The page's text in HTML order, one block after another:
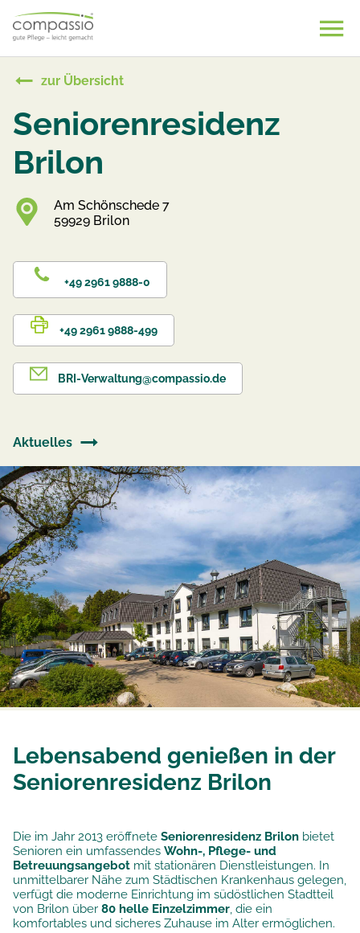
content
zur Übersicht
Seniorenresidenz
Brilon
Am Schönschede 7
59929 Brilon
+49 2961 9888-0
+49 2961 9888-499
BRI-Verwaltung@compassio.de
Aktuelles
Lebensabend genießen in der
Seniorenresidenz Brilon
Die im Jahr 2013 eröffnete Seniorenresidenz Brilon bietet
Senioren ein umfassendes Wohn-, Pflege- und
Betreuungsangebot mit stationären Dienstleistungen. In
unmittelbarer Nähe zum Städtischen Krankenhaus gelegen,
verfügt die moderne Einrichtung im südöstlichen Stadtteil
von Brilon über 80 helle Einzelzimmer, die ein
komfortables und sicheres Zuhause im Alter ermöglichen.